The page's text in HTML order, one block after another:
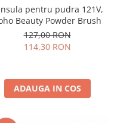
pentru pudra 121V,
Beauty Powder Brush
127,00 RON
114,30 RON
ADAUGA IN COS